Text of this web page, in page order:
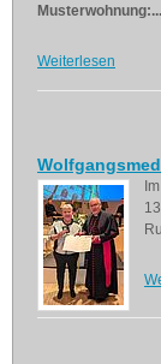
Musterwohnung:...
Weiterlesen